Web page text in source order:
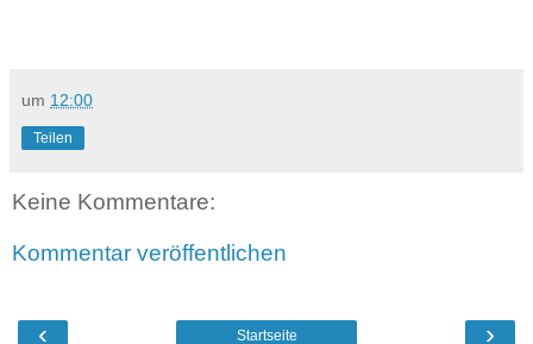
um 12:00
Teilen
Keine Kommentare:
Kommentar veröffentlichen
‹ ›
Startseite